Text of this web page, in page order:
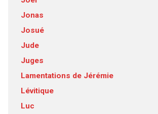
Jonas
Josué
Jude
Juges
Lamentations de Jérémie
Lévitique
Luc